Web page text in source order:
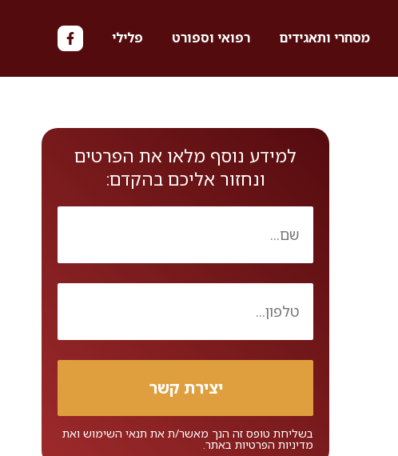
מסחרי ותאגידים רפואי וספורט פלילי
למידע נוסף מלאו את הפרטים
ונחזור אליכם בהקדם:
בשליחת טופס זה הנך מאשר/ת את תנאי השימושואת
מדיניות הפרטיותבאתר.